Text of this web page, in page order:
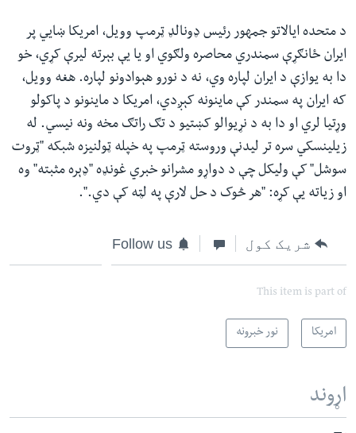
د متحده ایالاتو جمهور رئیس ډونالډ ټرمپ وویل، امریکا ښايي پر
ایران ځانګړې سمندري محاصره ولګوي او یا یې بېرته لیرې کړي، خو
دا به یوازې د ایران لپاره وي، نه د نورو هېوادونو لپاره. هغه وویل،
که ایران په سمندر کې ماینونه کېږدي، امریکا د ماینونو د پاکولو
وړتیا لري او دا به د نړیوالو کښتیو د تګ راتګ مخه ونه نیسي. له
زیلینسکي سره تر لیدنې وروسته ټرمپ په خپله ټولنیزه شبکه "ټروت
سوشل" کې ولیکل چې د دواړو مشرانو خبري غونډه "ډېره مثبته" وه
او زیاته یې کړه: "هر څوک د حل لارې په لټه کې دي.".
شریک کول Follow us
This item is part of
امریکا نور خبرونه
اړوند